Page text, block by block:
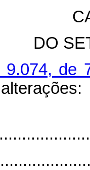
DO
9.074, de